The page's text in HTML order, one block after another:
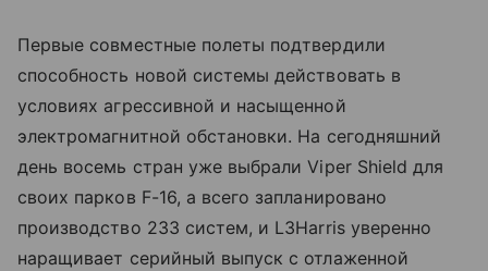
Первые совместные полеты подтвердили
способность новой системы действовать в
условиях агрессивной и насыщенной
электромагнитной обстановки. На сегодняшний
день восемь стран уже выбрали Viper Shield для
своих парков F-16, а всего запланировано
производство 233 систем, и L3Harris уверенно
наращивает серийный выпуск с отлаженной